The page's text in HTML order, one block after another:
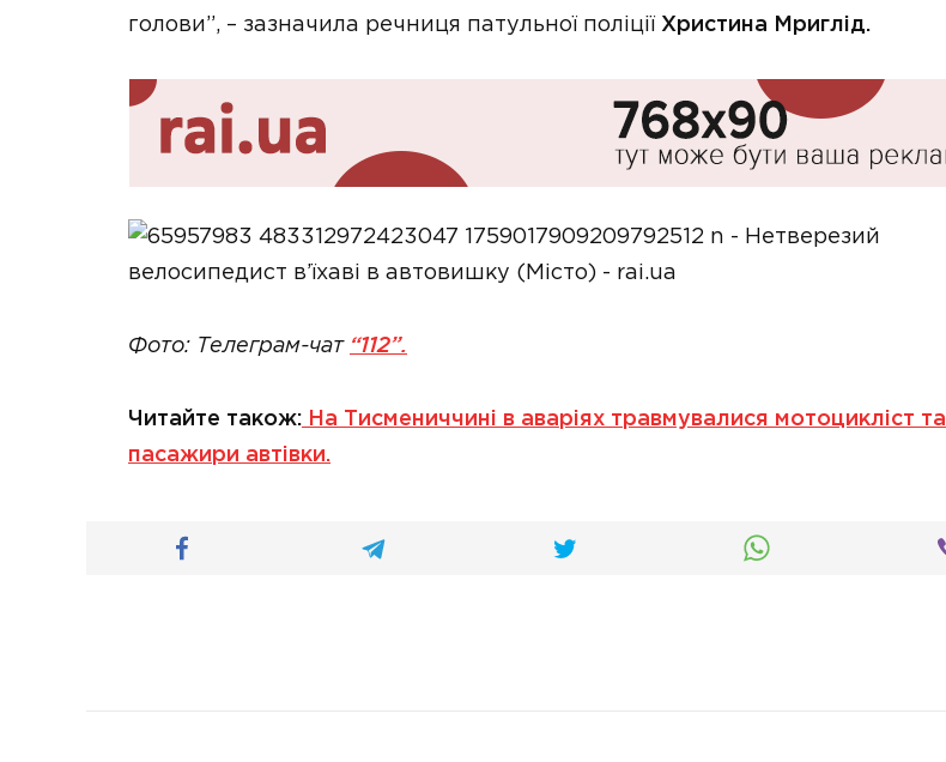
голови”, – зазначила речниця патульної поліції Христина Мриглід.
Фото: Телеграм-чат “112”.
Читайте також: На Тисмениччині в аваріях травмувалися мотоцикліст та
пасажири автівки.